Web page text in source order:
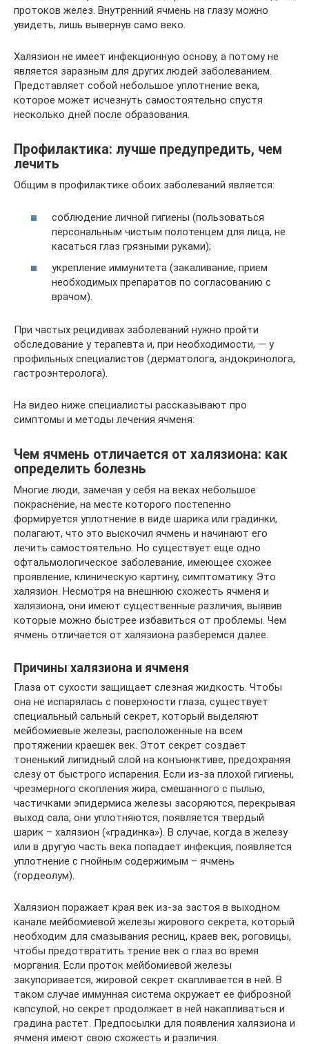
протоков желез. Внутренний ячмень на глазу можно
увидеть, лишь вывернув само веко.
Халязион не имеет инфекционную основу, а потому не
является заразным для других людей заболеванием.
Представляет собой небольшое уплотнение века,
которое может исчезнуть самостоятельно спустя
несколько дней после образования.
Профилактика: лучше предупредить, чем
лечить
Общим в профилактике обоих заболеваний является:
соблюдение личной гигиены (пользоваться
персональным чистым полотенцем для лица, не
касаться глаз грязными руками);
укрепление иммунитета (закаливание, прием
необходимых препаратов по согласованию с
врачом).
При частых рецидивах заболеваний нужно пройти
обследование у терапевта и, при необходимости, — у
профильных специалистов (дерматолога, эндокринолога,
гастроэнтеролога).
На видео ниже специалисты рассказывают про
симптомы и методы лечения ячменя:
Чем ячмень отличается от халязиона: как
определить болезнь
Многие люди, замечая у себя на веках небольшое
покраснение, на месте которого постепенно
формируется уплотнение в виде шарика или градинки,
полагают, что это выскочил ячмень и начинают его
лечить самостоятельно. Но существует еще одно
офтальмологическое заболевание, имеющее схожее
проявление, клиническую картину, симптоматику. Это
халязион. Несмотря на внешнюю схожесть ячменя и
халязиона, они имеют существенные различия, выявив
которые можно быстрее избавиться от проблемы. Чем
ячмень отличается от халязиона разберемся далее.
Причины халязиона и ячменя
Глаза от сухости защищает слезная жидкость. Чтобы
она не испарялась с поверхности глаза, существует
специальный сальный секрет, который выделяют
мейбомиевые железы, расположенные на всем
протяжении краешек век. Этот секрет создает
тоненький липидный слой на конъюнктиве, предохраняя
слезу от быстрого испарения. Если из-за плохой гигиены,
чрезмерного скопления жира, смешанного с пылью,
частичками эпидермиса железы засоряются, перекрывая
выход сала, они уплотняются, появляется твердый
шарик – халязион («градинка»). В случае, когда в железу
или в другую часть века попадает инфекция, появляется
уплотнение с гнойным содержимым – ячмень
(гордеолум).
Халязион поражает края век из-за застоя в выходном
канале мейбомиевой железы жирового секрета, который
необходим для смазывания ресниц, краев век, роговицы,
чтобы предотвратить трение век о глаз во время
моргания. Если проток мейбомиевой железы
закупоривается, жировой секрет скапливается в ней. В
таком случае иммунная система окружает ее фиброзной
капсулой, но секрет продолжает в ней накапливаться и
градина растет. Предпосылки для появления халязиона и
ячменя имеют свою схожесть и различия.